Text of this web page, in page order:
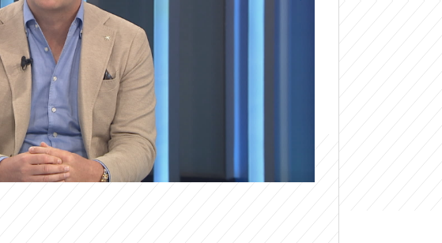
kampaň stylem, že když se dva
Nový den na CNN Prima NEWS to řekl
s charitou mu vadí, protože se podle
kampaň nevede.